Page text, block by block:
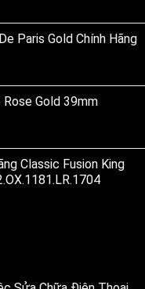
Paris Gold Chính Hãng
Gold 39mm
Classic Fusion King